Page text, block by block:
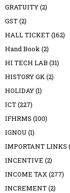
GRATUITY(2)
GST(2)
HALL TICKET(162)
Hand Book(2)
HI TECH LAB (31)
HISTORY GK(2)
HOLIDAY(1)
ICT(227)
IFHRMS (100)
IGNOU (1)
IMPORTANT LINKS
INCENTIVE (2)
INCOME TAX(277)
INCREMENT(2)